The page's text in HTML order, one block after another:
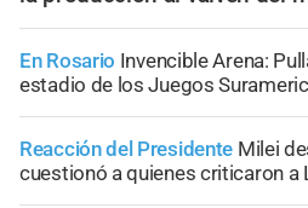
En Rosario Invencible Arena:
estadio de los Juegos
Reacción del Presidente Milei
cuestionó a quienes criticaron a